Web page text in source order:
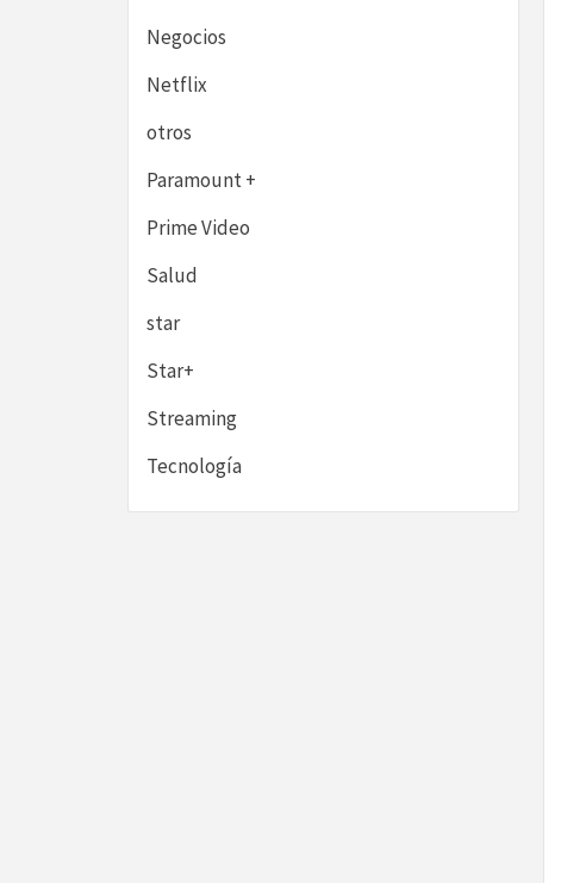
Negocios
Netflix
otros
Paramount +
Prime Video
Salud
star
Star+
Streaming
Tecnología